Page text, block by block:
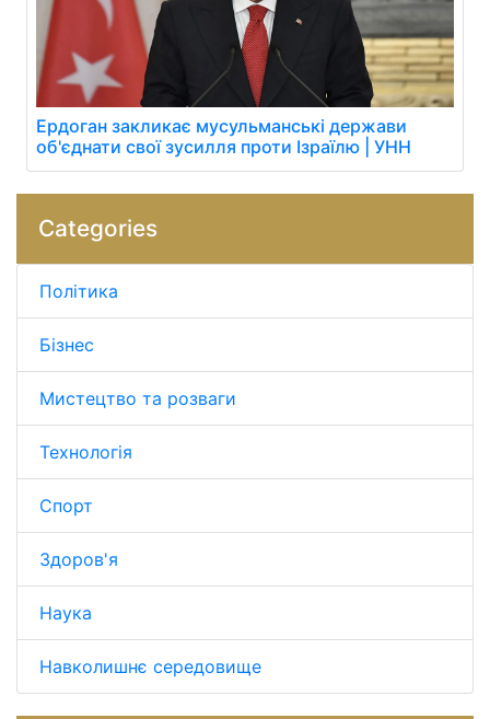
Ердоган закликає мусульманські держави
об'єднати свої зусилля проти Ізраїлю | УНН
Categories
Політика
Бізнес
Мистецтво та розваги
Технологія
Спорт
Здоров'я
Наука
Навколишнє середовище